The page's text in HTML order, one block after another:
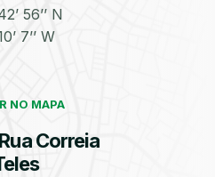
56’’ N
7’’ W
NO MAPA
Correia